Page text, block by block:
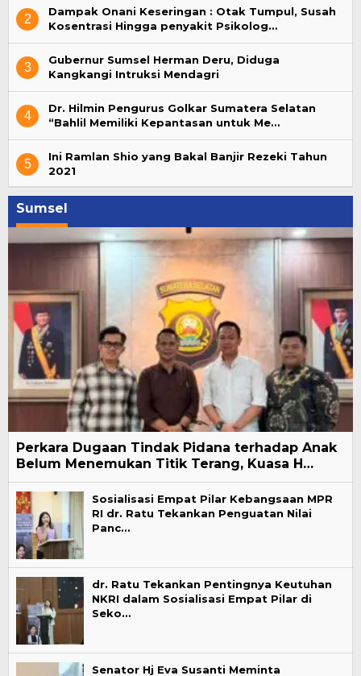
2
Dampak Onani Keseringan : Otak Tumpul, Susah
Kosentrasi Hingga penyakit Psikolog…
3
Gubernur Sumsel Herman Deru, Diduga
Kangkangi Intruksi Mendagri
4
Dr. Hilmin Pengurus Golkar Sumatera Selatan
“Bahlil Memiliki Kepantasan untuk Me…
5
Ini Ramlan Shio yang Bakal Banjir Rezeki Tahun
2021
Sumsel
Perkara Dugaan Tindak Pidana terhadap Anak
Belum Menemukan Titik Terang, Kuasa H…
Sosialisasi Empat Pilar Kebangsaan MPR
RI dr. Ratu Tekankan Penguatan Nilai
Panc…
dr. Ratu Tekankan Pentingnya Keutuhan
NKRI dalam Sosialisasi Empat Pilar di
Seko…
Senator Hj Eva Susanti Meminta